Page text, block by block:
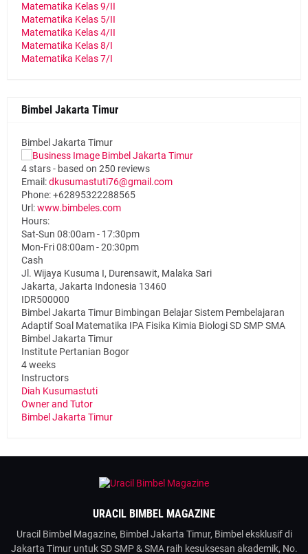
Matematika Kelas 9/II
Matematika Kelas 5/II
Matematika Kelas 4/II
Matematika Kelas 8/I
Matematika Kelas 7/I
Bimbel Jakarta Timur
Bimbel Jakarta Timur
4 stars - based on 250 reviews
Email:dkusumastuti76@gmail.com
Phone:+62895322288565
Url:www.bimbeles.com
Hours:
Sat-Sun 08:00am - 17:30pm
Mon-Fri 08:00am - 20:30pm
Cash
Jl. Wijaya Kusuma I, Durensawit, Malaka Sari
Jakarta, Jakarta Indonesia 13460
IDR500000
Bimbel Jakarta Timur Bimbingan Belajar Sistem Pembelajaran
Adaptif Soal Matematika IPA Fisika Kimia Biologi SD SMP SMA
Bimbel Jakarta Timur
Institute Pertanian Bogor
4 weeks
Instructors
Diah Kusumastuti
Owner and Tutor
Bimbel Jakarta Timur
URACIL BIMBEL MAGAZINE
Uracil Bimbel Magazine, Bimbel Jakarta Timur, Bimbel eksklusif di
Jakarta Timur untuk SD SMP & SMA raih kesuksesan akademik, No.